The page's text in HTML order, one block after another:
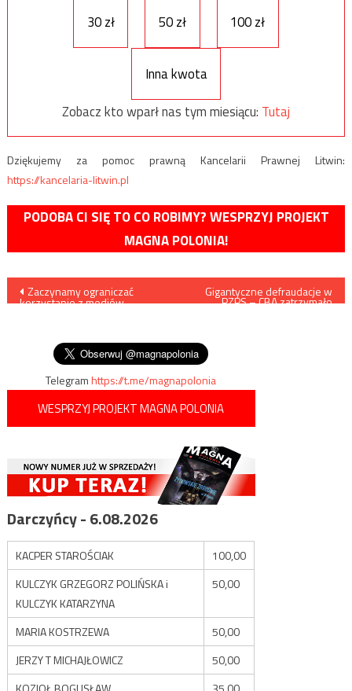
30 zł
50 zł 100 zł
Inna kwota
Zobacz kto wparł nas tym miesiącu: Tutaj
Dziękujemy za pomoc prawną Kancelarii Prawnej Litwin:
https://kancelaria-litwin.pl
PODOBA CI SIĘ TO CO ROBIMY? WESPRZYJ PROJEKT
MAGNA POLONIA!
Nawigacja
Zaczynamy ograniczać
korzystanie z mediów
Gigantyczne defraudacje w
PZPS – CBA zatrzymało
Telegramhttps://t.me/magnapolonia
WESPRZYJ PROJEKT MAGNA POLONIA
Darczyńcy - 6.08.2026
KACPER STAROŚCIAK
100,00
KULCZYK GRZEGORZ POLIŃSKA i
KULCZYK KATARZYNA
50,00
MARIA KOSTRZEWA
50,00
JERZY T MICHAJŁOWICZ
50,00